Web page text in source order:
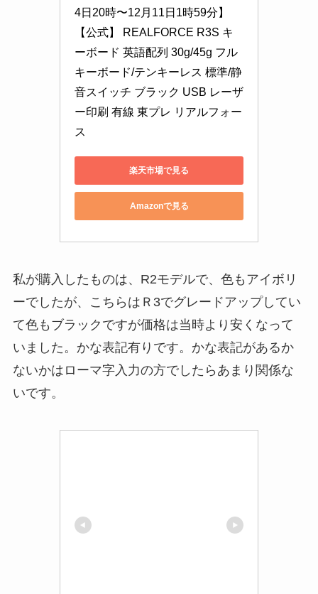
4日20時〜12月11日1時59分】
【公式】 REALFORCE R3S キ
ーボード 英語配列 30g/45g フル
キーボード/テンキーレス 標準/静
音スイッチ ブラック USB レーザ
ー印刷 有線 東プレ リアルフォー
ス
楽天市場で見る
Amazonで見る
私が購入したものは、R2モデルで、色もアイボリ
ーでしたが、こちらはＲ3でグレードアップしてい
て色もブラックですが価格は当時より安くなって
いました。かな表記有りです。かな表記があるか
ないかはローマ字入力の方でしたらあまり関係な
いです。